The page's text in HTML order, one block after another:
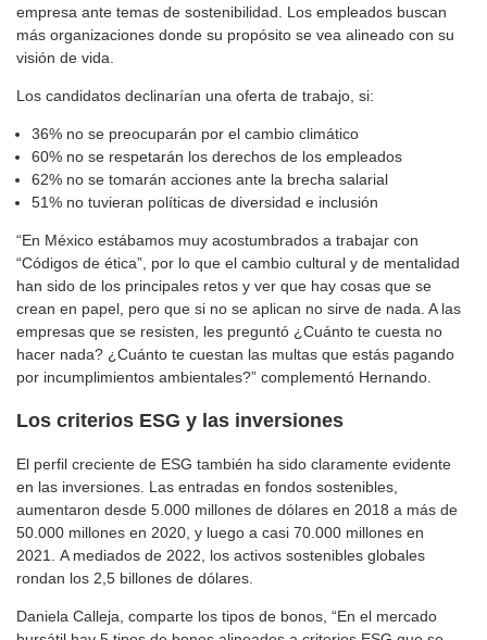
empresa ante temas de sostenibilidad. Los empleados buscan
más organizaciones donde su propósito se vea alineado con su
visión de vida.
Los candidatos declinarían una oferta de trabajo, si:
36% no se preocuparán por el cambio climático
60% no se respetarán los derechos de los empleados
62% no se tomarán acciones ante la brecha salarial
51% no tuvieran políticas de diversidad e inclusión
“En México estábamos muy acostumbrados a trabajar con
“Códigos de ética”, por lo que el cambio cultural y de mentalidad
han sido de los principales retos y ver que hay cosas que se
crean en papel, pero que si no se aplican no sirve de nada. A las
empresas que se resisten, les preguntó ¿Cuánto te cuesta no
hacer nada? ¿Cuánto te cuestan las multas que estás pagando
por incumplimientos ambientales?” complementó Hernando.
Los criterios ESG y las inversiones
El perfil creciente de ESG también ha sido claramente evidente
en las inversiones. Las entradas en fondos sostenibles,
aumentaron desde 5.000 millones de dólares en 2018 a más de
50.000 millones en 2020, y luego a casi 70.000 millones en
2021. A mediados de 2022, los activos sostenibles globales
rondan los 2,5 billones de dólares.
Daniela Calleja, comparte los tipos de bonos, “En el mercado